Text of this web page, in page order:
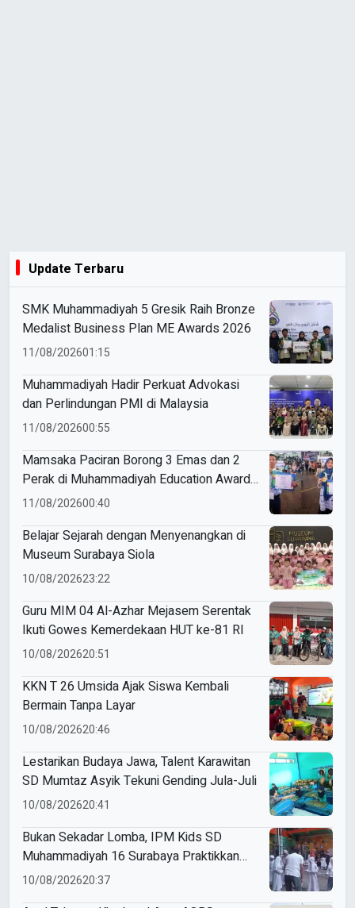
Update Terbaru
SMK Muhammadiyah 5 Gresik Raih Bronze
Medalist Business Plan ME Awards 2026
11/08/202601:15
Muhammadiyah Hadir Perkuat Advokasi
dan Perlindungan PMI di Malaysia
11/08/202600:55
Mamsaka Paciran Borong 3 Emas dan 2
Perak di Muhammadiyah Education Awards
2026
11/08/202600:40
Belajar Sejarah dengan Menyenangkan di
Museum Surabaya Siola
10/08/202623:22
Guru MIM 04 Al-Azhar Mejasem Serentak
Ikuti Gowes Kemerdekaan HUT ke-81 RI
10/08/202620:51
KKN T 26 Umsida Ajak Siswa Kembali
Bermain Tanpa Layar
10/08/202620:46
Lestarikan Budaya Jawa, Talent Karawitan
SD Mumtaz Asyik Tekuni Gending Jula-Juli
10/08/202620:41
Bukan Sekadar Lomba, IPM Kids SD
Muhammadiyah 16 Surabaya Praktikkan
Kepemimpinan di HUT RI
10/08/202620:37